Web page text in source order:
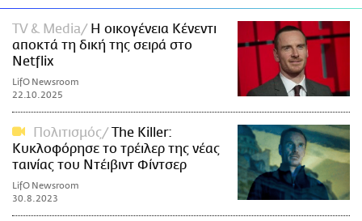
TV & Media
Η οικογένεια Κένεντι
αποκτά τη δική της σειρά στο
Netflix
LifO Newsroom
22.10.2025
Πολιτισμός
The Killer:
Κυκλοφόρησε το τρέιλερ της νέας
ταινίας του Ντέιβιντ Φίντσερ
LifO Newsroom
30.8.2023